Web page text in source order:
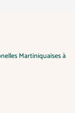
Martiniquaises à